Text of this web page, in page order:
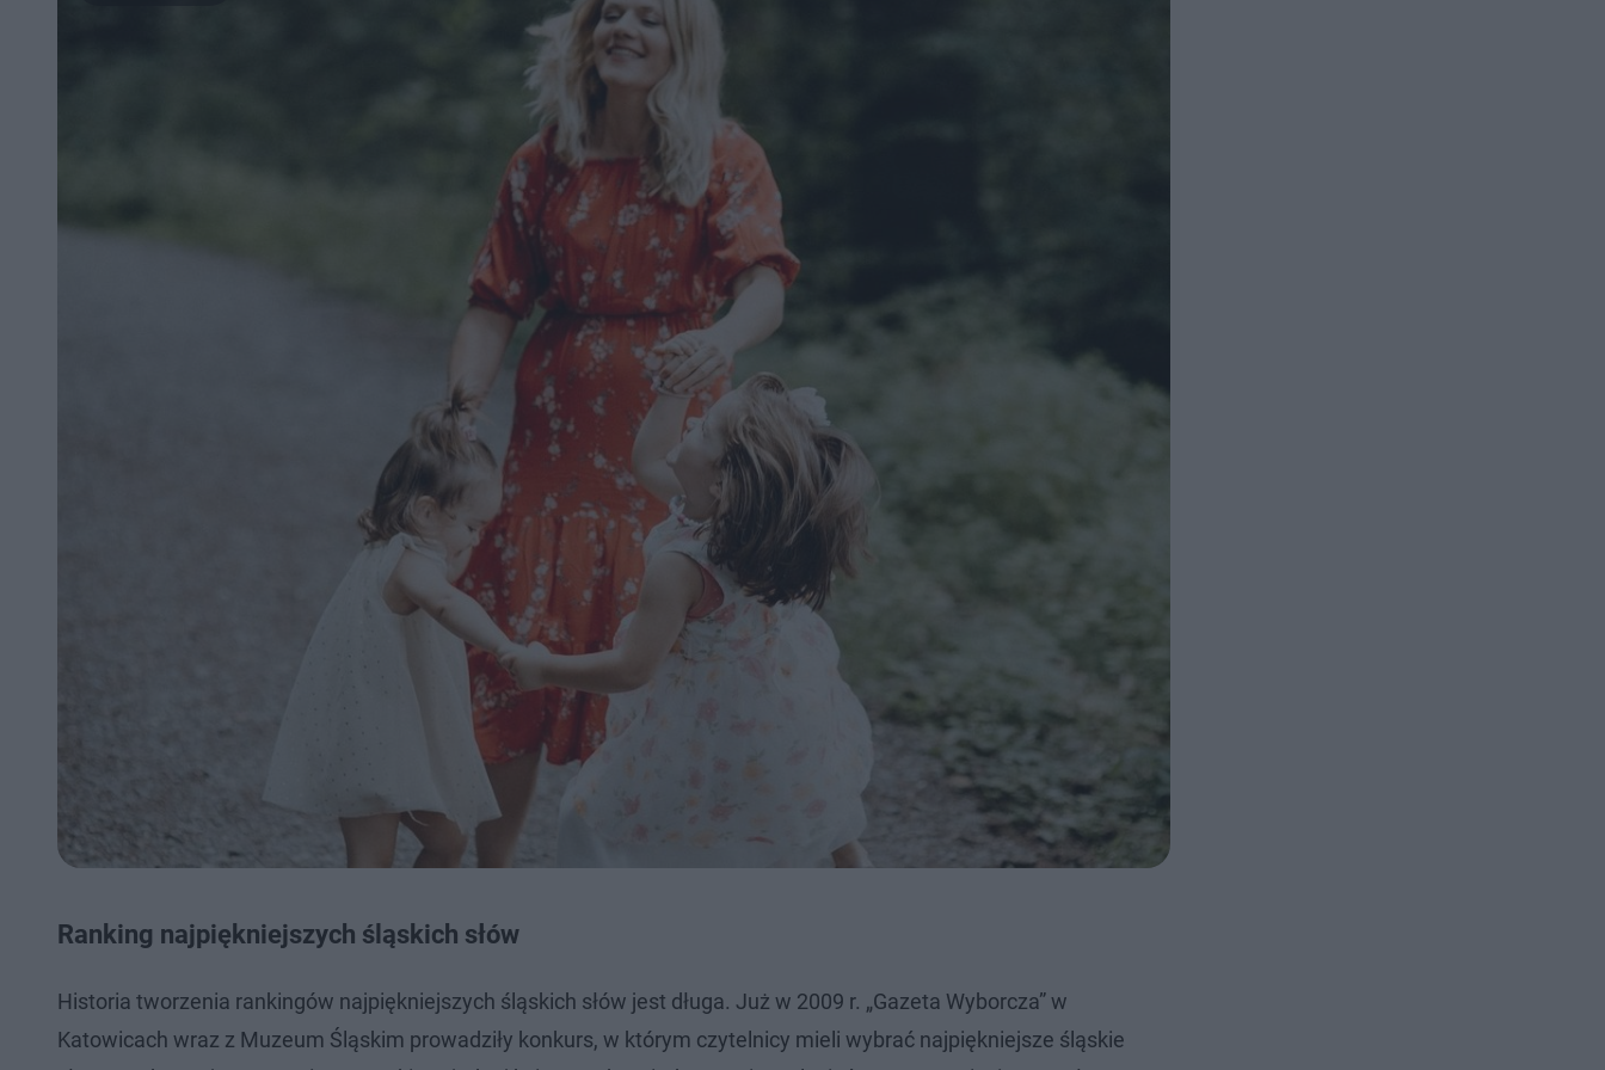
Ranking najpiękniejszych śląskich słów
Historia tworzenia rankingów najpiękniejszych śląskich słów jest długa. Już w 2009 r. „Gazeta Wyborcza” w
Katowicach wraz z Muzeum Śląskim prowadziły konkurs, w którym czytelnicy mieli wybrać najpiękniejsze śląskie